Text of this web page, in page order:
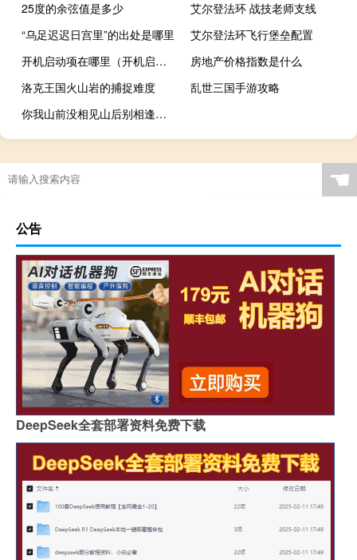
25度的余弦值是多少
艾尔登法环 战技老师支线
“乌足迟迟日宫里”的出处是哪里
艾尔登法环飞行堡垒配置
开机启动项在哪里（开机启动项）
房地产价格指数是什么
洛克王国火山岩的捕捉难度
乱世三国手游攻略
你我山前没相见山后别相逢是什么意思
☚
公告
DeepSeek全套部署资料免费下载